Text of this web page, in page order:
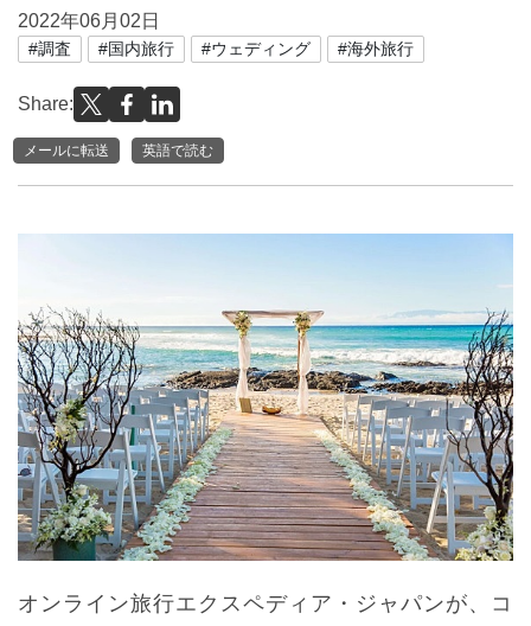
2022年06月02日
#調査 #国内旅行 #ウェディング #海外旅行
Share:
メールに転送 英語で読む
オンライン旅行エクスペディア・ジャパンが、コ